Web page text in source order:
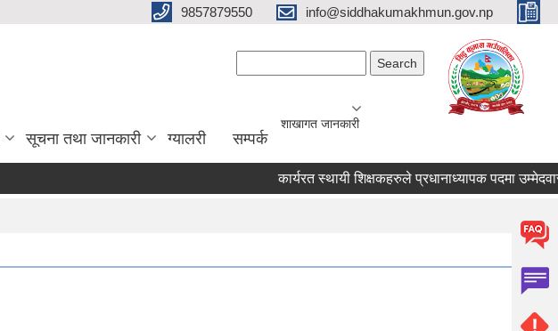
9857879550 info@siddhakumakhmun.gov.np
सूचना तथा जानकारी ग्यालरी सम्पर्क
शाखागत जानकारी
कार्यरत स्थायी शिक्षकहरुले प्रधानाध्यापक पदमा उम्मेदवार